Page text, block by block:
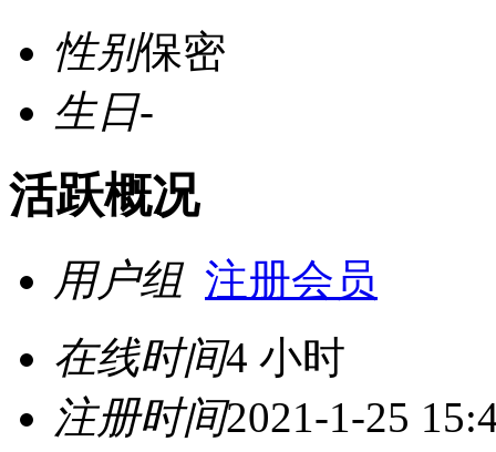
性别保密
生日-
活跃概况
用户组 注册会员
在线时间4 小时
注册时间2021-1-25